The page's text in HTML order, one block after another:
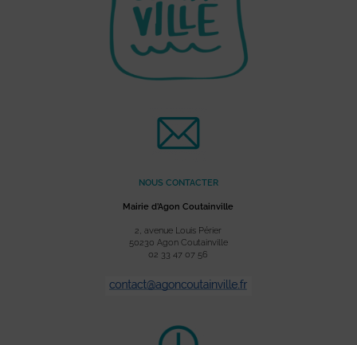
NOUS CONTACTER
Mairie d’Agon Coutainville
2, avenue Louis Périer
50230 Agon Coutainville
02 33 47 07 56